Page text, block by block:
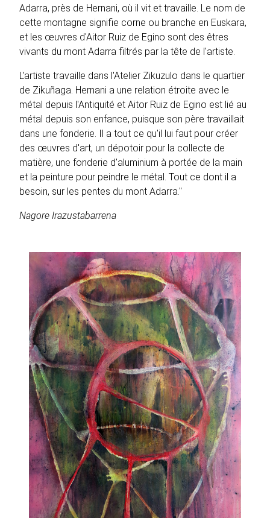
Adarra, près de Hernani, où il vit et travaille. Le nom de
cette montagne signifie corne ou branche en Euskara,
et les œuvres d'Aitor Ruiz de Egino sont des êtres
vivants du mont Adarra filtrés par la tête de l'artiste.
L'artiste travaille dans l'Atelier Zikuzulo dans le quartier
de Zikuñaga. Hernani a une relation étroite avec le
métal depuis l'Antiquité et Aitor Ruiz de Egino est lié au
métal depuis son enfance, puisque son père travaillait
dans une fonderie. Il a tout ce qu'il lui faut pour créer
des œuvres d'art, un dépotoir pour la collecte de
matière, une fonderie d'aluminium à portée de la main
et la peinture pour peindre le métal. Tout ce dont il a
besoin, sur les pentes du mont Adarra."
Nagore Irazustabarrena